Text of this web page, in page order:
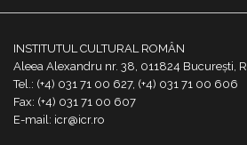
INSTITUTUL CULTURAL ROMÂN
Aleea Alexandru nr. 38, 011824 București,
Tel.: (+4) 031 71 00 627, (+4) 031 71 00 606
Fax: (+4) 031 71 00 607
E-mail: icr@icr.ro